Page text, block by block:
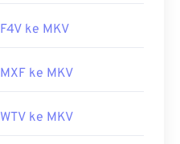
F4V ke MKV
MXF ke MKV
WTV ke MKV